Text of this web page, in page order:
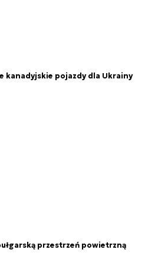
kanadyjskie pojazdy dla Ukrainy
przestrzeń powietrzną